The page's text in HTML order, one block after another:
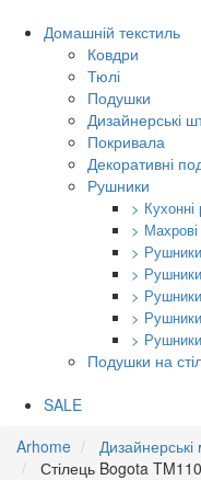
Домашній текстиль
Ковдри
Тюлі
Подушки
Дизайнерські
Покривала
Декоративні
Рушники
>
>
>
>
>
>
>
Подушки на
SALE
Arhome
Дизайнерські
Стілець Bogota